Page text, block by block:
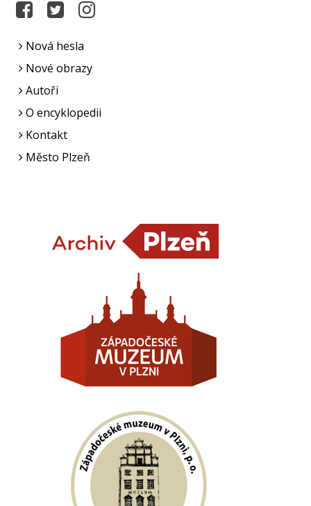
Nová hesla
Nové obrazy
Autoři
O encyklopedii
Kontakt
Město Plzeň